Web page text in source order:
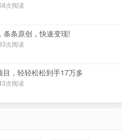
次阅读
条条原创，快速变现!
次阅读
目，轻轻松松到手17万多
次阅读